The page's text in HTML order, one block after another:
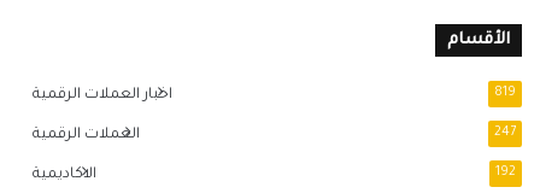
الأقسام
اخبار العملات الرقمية 819
العملات الرقمية 247
الاكاديمية 192